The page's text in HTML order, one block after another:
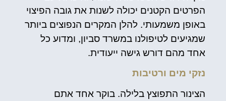
הפרטים הקטנים יכולה לשנות את גובה הפיצוי
באופן משמעותי. להלן המקרים הנפוצים ביותר
שמגיעים לטיפולנו במשרד סביון, ומדוע כל
אחד מהם דורש גישה ייעודית.
נזקי מים ורטיבות
הצינור התפוצץ בלילה. בוקר אחד אתם